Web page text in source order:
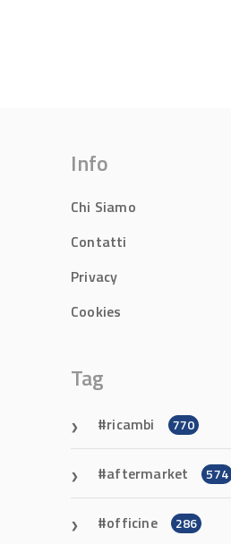
Info
Chi Siamo
Contatti
Privacy
Cookies
Tag
ricambi 770
aftermarket 574
officine 286